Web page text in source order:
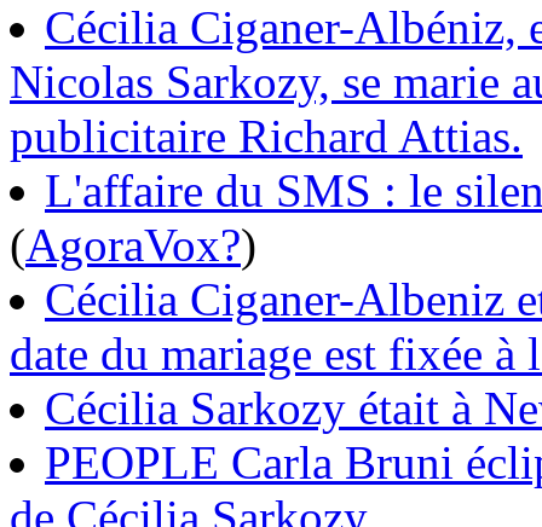
Cécilia Ciganer-Albéniz,
Nicolas Sarkozy, se marie
publicitaire Richard Attias.
L'affaire du SMS : le
(AgoraVox?)
Cécilia Ciganer-Albeniz
date du mariage est fixée à
Cécilia Sarkozy était à
PEOPLE Carla Bruni